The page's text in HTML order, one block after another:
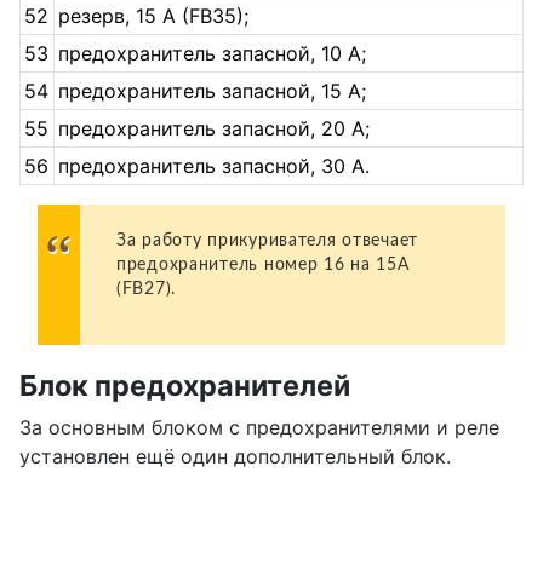
52 резерв, 15 A (FB35);
53 предохранитель запасной, 10 А;
54 предохранитель запасной, 15 А;
55 предохранитель запасной, 20 А;
56 предохранитель запасной, 30 А.
За работу прикуривателя отвечает
предохранитель номер 16 на 15А
(FB27).
Блок предохранителей
За основным блоком с предохранителями и реле
установлен ещё один дополнительный блок.